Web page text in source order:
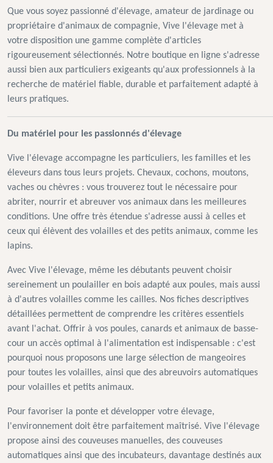
Que vous soyez passionné d'élevage, amateur de jardinage ou
propriétaire d'animaux de compagnie, Vive l'élevage met à
votre disposition une gamme complète d'articles
rigoureusement sélectionnés. Notre boutique en ligne s'adresse
aussi bien aux particuliers exigeants qu'aux professionnels à la
recherche de matériel fiable, durable et parfaitement adapté à
leurs pratiques.
Du matériel pour les passionnés d'élevage
Vive l'élevage accompagne les particuliers, les familles et les
éleveurs dans tous leurs projets. Chevaux, cochons, moutons,
vaches ou chèvres : vous trouverez tout le nécessaire pour
abriter, nourrir et abreuver vos animaux dans les meilleures
conditions. Une offre très étendue s'adresse aussi à celles et
ceux qui élèvent des volailles et des petits animaux, comme les
lapins.
Avec Vive l'élevage, même les débutants peuvent choisir
sereinement un poulailler en bois adapté aux poules, mais aussi
à d'autres volailles comme les cailles. Nos fiches descriptives
détaillées permettent de comprendre les critères essentiels
avant l'achat. Offrir à vos poules, canards et animaux de basse-
cour un accès optimal à l'alimentation est indispensable : c'est
pourquoi nous proposons une large sélection de mangeoires
pour toutes les volailles, ainsi que des abreuvoirs automatiques
pour volailles et petits animaux.
Pour favoriser la ponte et développer votre élevage,
l'environnement doit être parfaitement maîtrisé. Vive l'élevage
propose ainsi des couveuses manuelles, des couveuses
automatiques ainsi que des incubateurs, davantage destinés aux